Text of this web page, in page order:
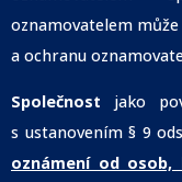
oznamovatelem
a ochranu
Společnost jako
s ustanovením § 9
oznámení od